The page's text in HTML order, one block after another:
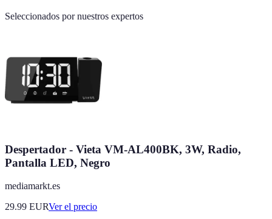
Seleccionados por nuestros expertos
Despertador - Vieta VM-AL400BK, 3W, Radio,
Pantalla LED, Negro
mediamarkt.es
29.99 EURVer el precio